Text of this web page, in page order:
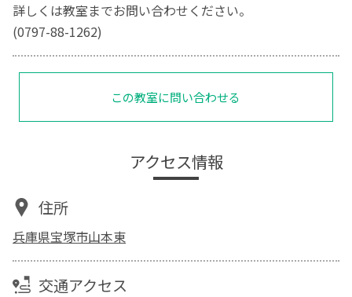
詳しくは教室までお問い合わせください。
(0797-88-1262)
この教室に問い合わせる
アクセス情報
住所
兵庫県宝塚市山本東
交通アクセス